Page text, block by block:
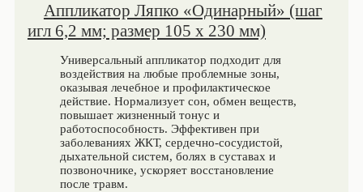
Аппликатор Ляпко «Одинарный» (шаг
игл 6,2 мм; размер 105 х 230 мм)
Универсальный аппликатор подходит для
воздействия на любые проблемные зоны,
оказывая лечебное и профилактическое
действие. Нормализует сон, обмен веществ,
повышает жизненный тонус и
работоспособность. Эффективен при
заболеваниях ЖКТ, сердечно-сосудистой,
дыхательной систем, болях в суставах и
позвоночнике, ускоряет восстановление
после травм.